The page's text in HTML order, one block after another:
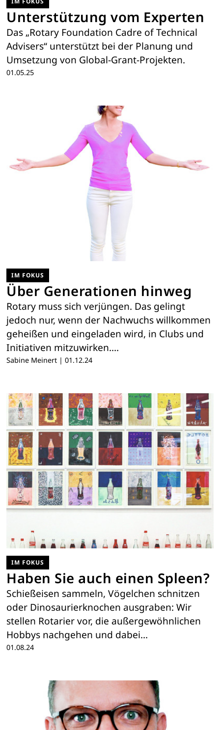
Unterstützung vom Experten
Das „Rotary Foundation Cadre of Technical
Advisers“ unterstützt bei der Planung und
Umsetzung von Global-Grant-Projekten.
01.05.25
IM FOKUS
Über Generationen hinweg
Rotary muss sich verjüngen. Das gelingt
jedoch nur, wenn der Nachwuchs willkommen
geheißen und eingeladen wird, in Clubs und
Initiativen mitzuwirken.…
Sabine Meinert | 01.12.24
IM FOKUS
Haben Sie auch einen Spleen?
Schießeisen sammeln, Vögelchen schnitzen
oder Dinosaurierknochen ausgraben: Wir
stellen Rotarier vor, die außergewöhnlichen
Hobbys nachgehen und dabei…
01.08.24